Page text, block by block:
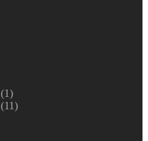
(1)
(11)